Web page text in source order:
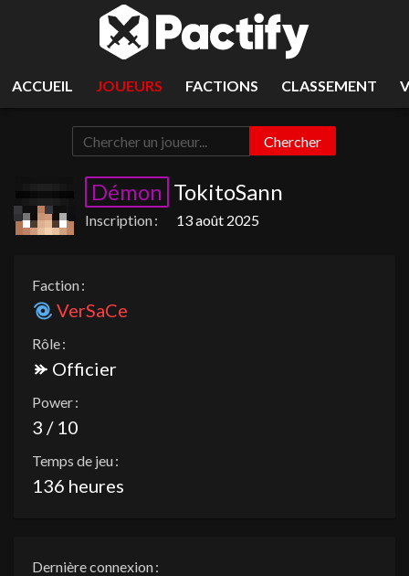
ACCUEIL JOUEURS FACTIONS CLASSEMENT
Chercher
Démon TokitoSann
Inscription : 13 août 2025
Faction :
VerSaCe
Rôle :
Officier
Power :
3 / 10
Temps de jeu :
136 heures
Dernière connexion :